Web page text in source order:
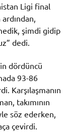
Ligi final
şimdi gidip
dedi.
dördüncü
93-86
Karşılaşmanın
takımının
söz ederken,
çevirdi.